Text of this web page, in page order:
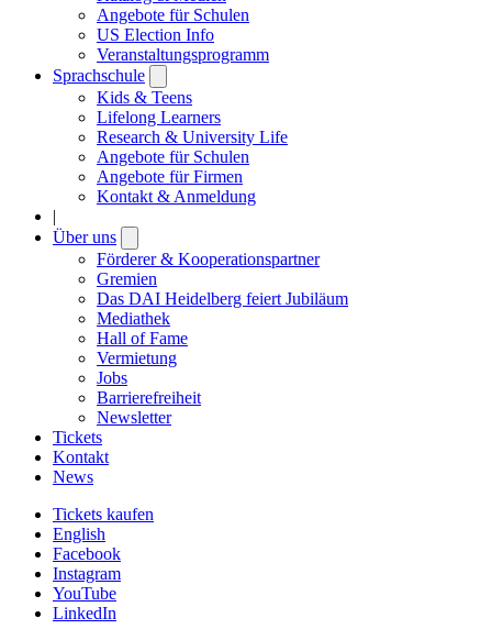
Angebote für Schulen
US Election Info
Veranstaltungsprogramm
Sprachschule
submenu
Kids & Teens
Lifelong Learners
Research & University Life
Angebote für Schulen
Angebote für Firmen
Kontakt & Anmeldung
|
Über uns
submenu
Förderer & Kooperationspartner
Gremien
Das DAI Heidelberg feiert Jubiläum
Mediathek
Hall of Fame
Vermietung
Jobs
Barrierefreiheit
Newsletter
Tickets
Kontakt
News
Tickets kaufen
English
Facebook
Instagram
YouTube
LinkedIn